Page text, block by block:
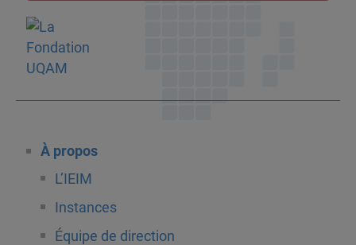
À propos
L’IEIM
Instances
Équipe de direction